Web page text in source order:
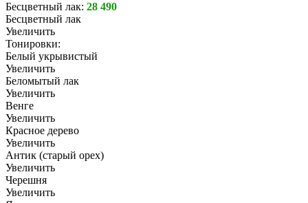
Бесцветный лак: 28 490
Бесцветный лак
Увеличить
Тонировки:
Белый укрывистый
Увеличить
Беломытый лак
Увеличить
Венге
Увеличить
Красное дерево
Увеличить
Антик (старый орех)
Увеличить
Черешня
Увеличить